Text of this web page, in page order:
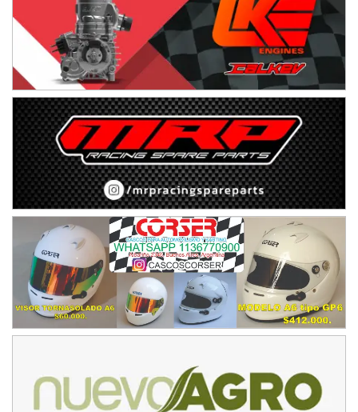
Humboldt (Santa Fe)
NORESTE SANTAFESINO - F6
Ciudad de Avellaneda (Asfalto)
Avellaneda (Santa Fe)
SUR SANTAFESINO - F4
José Samuel Sánchez (Tierra)
Rufino (Santa Fe)
TUCUMANO - F5
Juan Navarro (Asfalto)
El Timbó (Tucumán)